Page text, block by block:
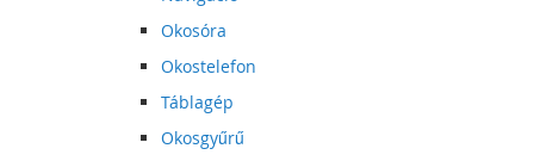
Okosóra
Okostelefon
Táblagép
Okosgyűrű